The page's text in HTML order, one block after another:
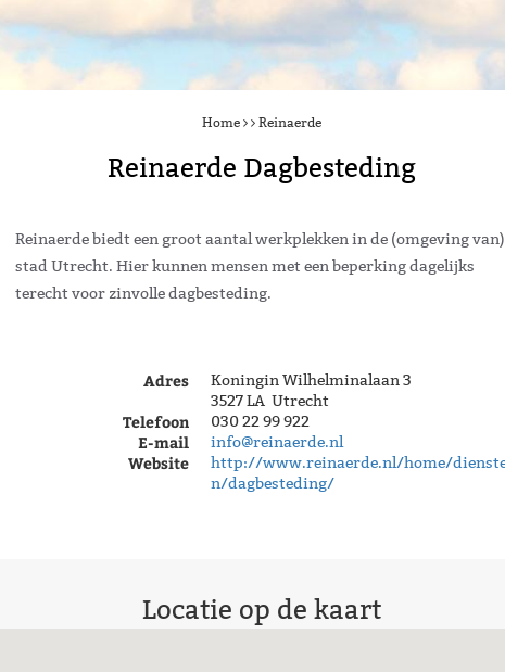
Home Reinaerde
Reinaerde Dagbesteding
Reinaerde biedt een groot aantal werkplekken in de (omgeving van)
stad Utrecht. Hier kunnen mensen met een beperking dagelijks
terecht voor zinvolle dagbesteding.
Adres
Koningin Wilhelminalaan 3
3527 LA Utrecht
Telefoon 030 22 99 922
E-mail info@reinaerde.nl
Website
http://www.reinaerde.nl/home/
n/dagbesteding/
Locatie op de kaart